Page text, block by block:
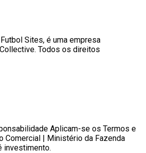
Sites, é uma empresa
Todos os direitos
Aplicam-se os Termos e
Comercial | Ministério da Fazenda
investimento.